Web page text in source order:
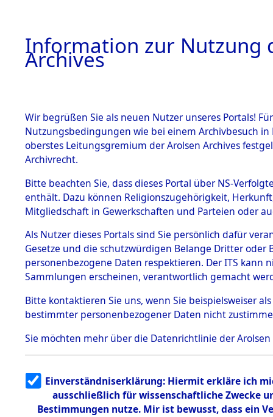
BESTÄNDE
1.
mente
5. Verschiedenes
5.3
Todesmärsche
5.3.1 Alliierte
Erhebungen
zu
Todesmärsch
en
5.3.2
g
5.3.3
Todesmärsch
KZ
anderen
1944 bis
0002
Information zur Nutzung
Archives
Wir begrüßen Sie als neuen Nutzer unseres Portals!
Nutzungsbedingungen wie bei einem Archivbesuch
oberstes Leitungsgremium der Arolsen Archives
Archivrecht.
Bitte beachten Sie, dass dieses Portal über NS-
enthält. Dazu können Religionszugehörigkeit,
Mitgliedschaft in Gewerkschaften und Parteien oder
Als Nutzer dieses Portals sind Sie persönlich dafür
Gesetze und die schutzwürdigen Belange Dritter
personenbezogene Daten respektieren. Der ITS
Sammlungen erscheinen, verantwortlich gemacht
Bitte kontaktieren Sie uns, wenn Sie beispielsweiser
bestimmter personenbezogener Daten nicht
Sie möchten mehr über die Datenrichtlinie der Arolsen
Einverständniserklärung: Hiermit erkläre ich
ausschließlich für wissenschaftliche Zwecke
Bestimmungen nutze. Mir ist bewusst, dass ein